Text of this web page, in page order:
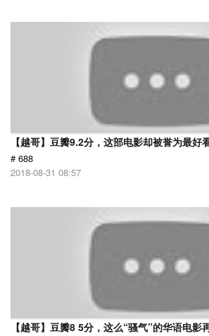
【越哥】豆瓣9.2分，这部电影却被誉为最好
# 688
2018-08-31 08:57
【越哥】豆瓣8 5分，这么“骚气”的华语电影